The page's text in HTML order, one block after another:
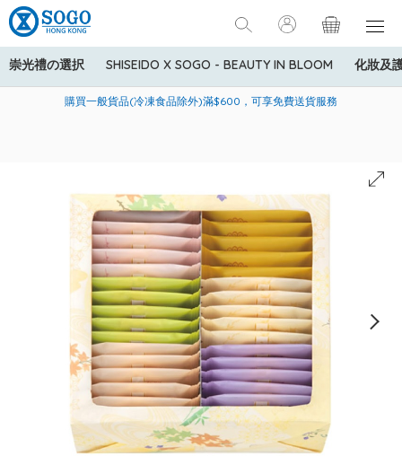
崇光禮の選択 SHISEIDO X SOGO - BEAUTY IN BLOOM 化妝及
美國運通Explorer®信用卡會員購物禮遇：高達5%簽賬回贈！
購買一般貨品(冷凍食品除外)滿$600，可享免費送貨服務
寄送中國內地服務只適用於指定商品，若訂單金額少於HK$600(折